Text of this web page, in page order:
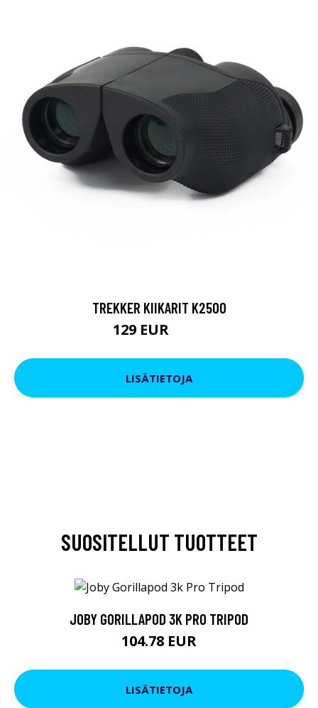
TREKKER KIIKARIT K2500
129 EUR
LISÄTIETOJA
SUOSITELLUT TUOTTEET
JOBY GORILLAPOD 3K PRO TRIPOD
104.78 EUR
LISÄTIETOJA